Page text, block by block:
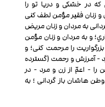
در خشکی و دریا تو را
زنان فقیر مؤمن لطف کنی
به مردان و زنان مریض
و به مردان و زنان مؤمن
را مرحمت کنی؛ و
- آمرزش و رحمت (گسترده
را - اعمّ از زن و مرد - در
هاشان باز گردانی ؛ به